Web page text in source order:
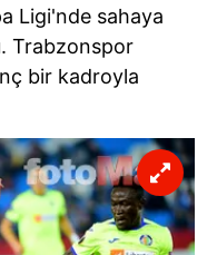
Ligi'nde sahaya
Trabzonspor
bir kadroyla